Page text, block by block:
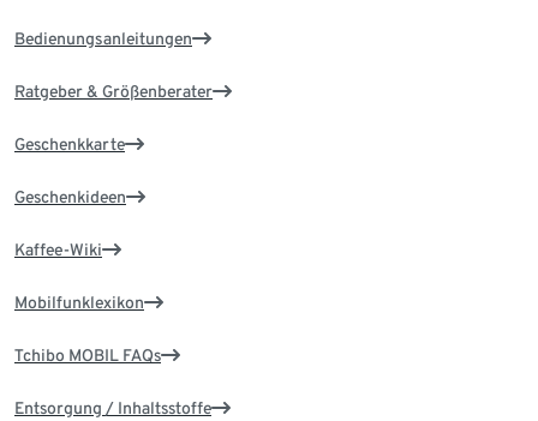
Bedienungsanleitungen
Ratgeber & Größenberater
Geschenkkarte
Geschenkideen
Kaffee-Wiki
Mobilfunklexikon
Tchibo MOBIL FAQs
Entsorgung / Inhaltsstoffe